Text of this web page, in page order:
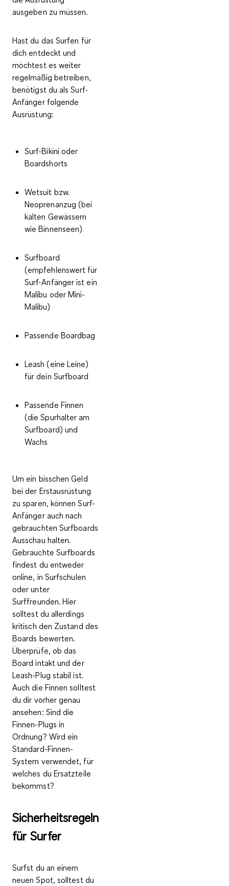
ausgeben zu müssen.
Hast du das Surfen für
dich entdeckt und
möchtest es weiter
regelmäßig betreiben,
benötigst du alsSurf-
Anfänger folgende
Ausrüstung:
Surf-Bikini oder
Boardshorts
Wetsuit bzw.
Neoprenanzug (bei
kalten Gewässern
wie Binnenseen)
Surfboard
(empfehlenswert für
Surf-Anfänger ist ein
Malibu oder Mini-
Malibu)
Passende Boardbag
Leash (eine Leine)
für dein Surfboard
Passende Finnen
(die Spurhalter am
Surfboard) und
Wachs
Um ein bisschen Geld
bei der Erstausrüstung
zu sparen, können Surf-
Anfänger auch nach
gebrauchten Surfboards
Ausschau halten.
Gebrauchte Surfboards
findest du entweder
online, in Surfschulen
oder unter
Surffreunden. Hier
solltest du allerdings
kritisch den Zustand des
Boards bewerten.
Überprüfe, ob das
Board intakt und der
Leash-Plug stabil ist.
Auch die Finnen solltest
du dir vorher genau
ansehen: Sind die
Finnen-Plugs in
Ordnung? Wird ein
Standard-Finnen-
System verwendet, für
welches du Ersatzteile
bekommst?
Sicherheitsregeln
für Surfer
Surfst du an einem
neuen Spot, solltest du